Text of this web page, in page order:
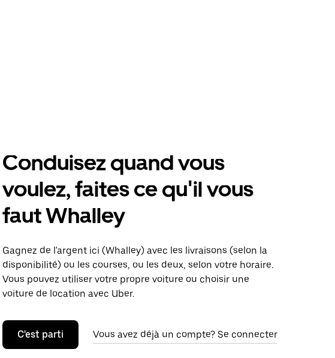
Conduisez quand vous
voulez, faites ce qu'il vous
faut Whalley
Gagnez de l'argent ici (Whalley) avec les livraisons (selon la
disponibilité) ou les courses, ou les deux, selon votre horaire.
Vous pouvez utiliser votre propre voiture ou choisir une
voiture de location avec Uber.
C'est parti Vous avez déjà un compte? Se connecter